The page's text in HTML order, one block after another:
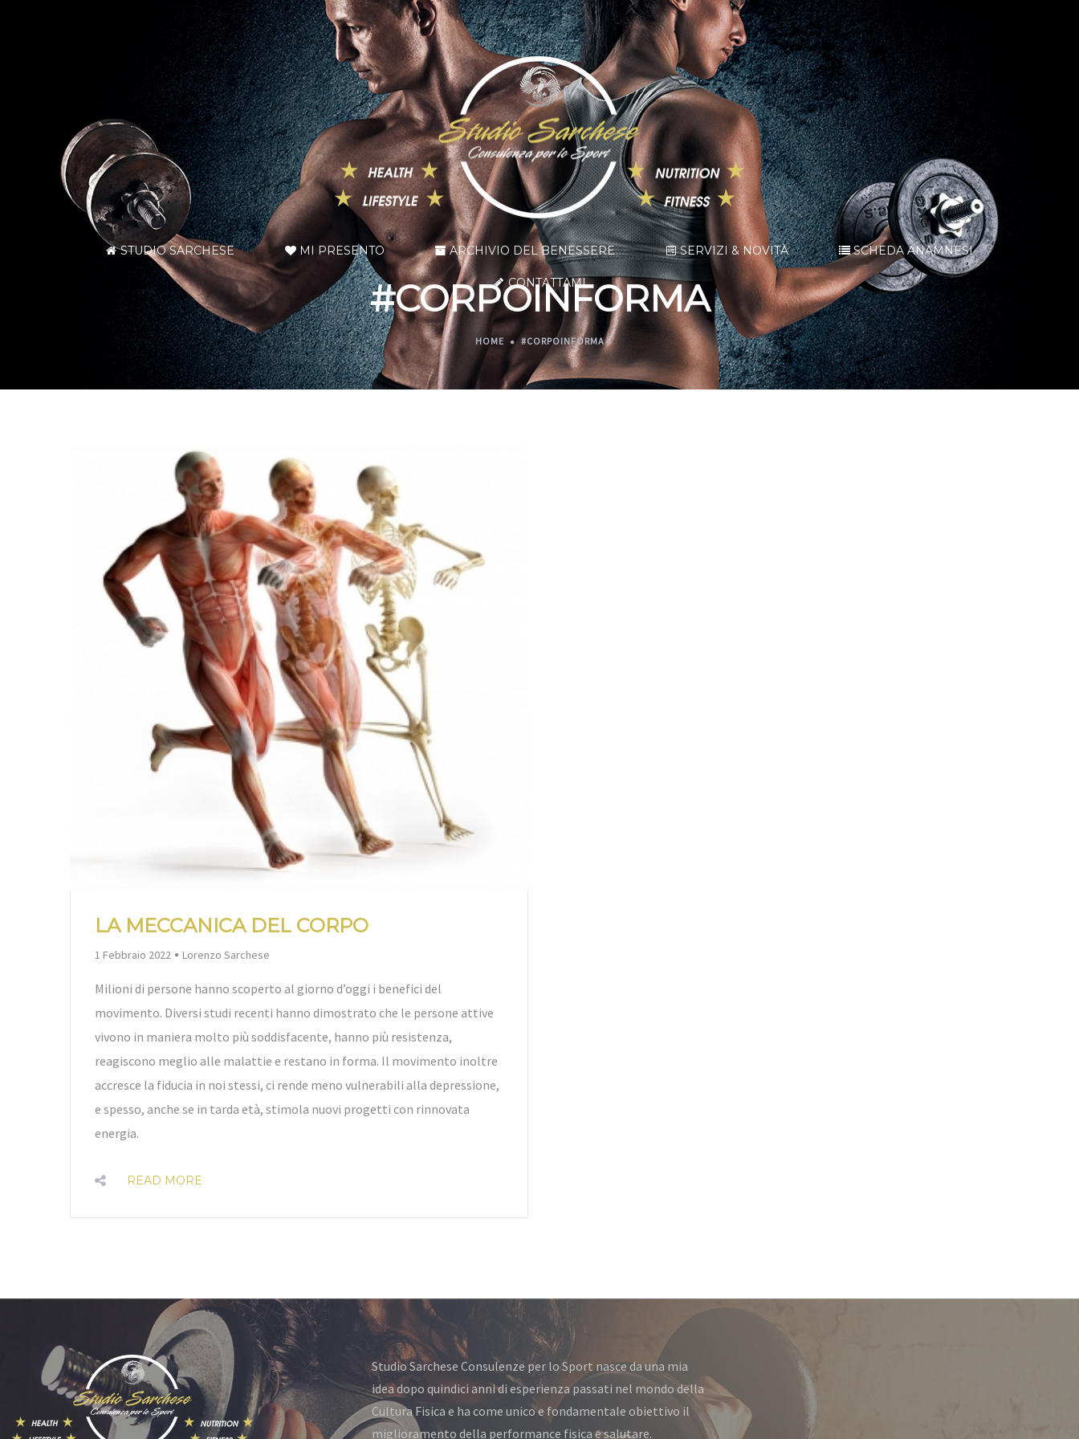
STUDIO SARCHESE MI PRESENTO ARCHIVIO DEL BENESSERE SERVIZI & NOVITÀ SCHEDA ANAMNESI
CONTATTAMI
#CORPOINFORMA
HOME #CORPOINFORMA
LA MECCANICA DEL CORPO
1 Febbraio 2022 By
Lorenzo Sarchese
Milioni di persone hanno scoperto al giorno d’oggi i benefici del
movimento. Diversi studi recenti hanno dimostrato che le persone attive
vivono in maniera molto più soddisfacente, hanno più resistenza,
reagiscono meglio alle malattie e restano in forma. Il movimento inoltre
accresce la fiducia in noi stessi, ci rende meno vulnerabili alla depressione,
e spesso, anche se in tarda età, stimola nuovi progetti con rinnovata
energia.
READ MORE
Studio Sarchese Consulenze per lo Sport nasce da una mia
idea dopo quindici anni di esperienza passati nel mondo della
Cultura Fisica e ha come unico e fondamentale obiettivo il
miglioramento della performance fisica e salutare.